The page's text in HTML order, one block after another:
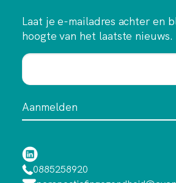
Laat je e-mailadres achter en
hoogte van het laatste nieuws.
0885258920